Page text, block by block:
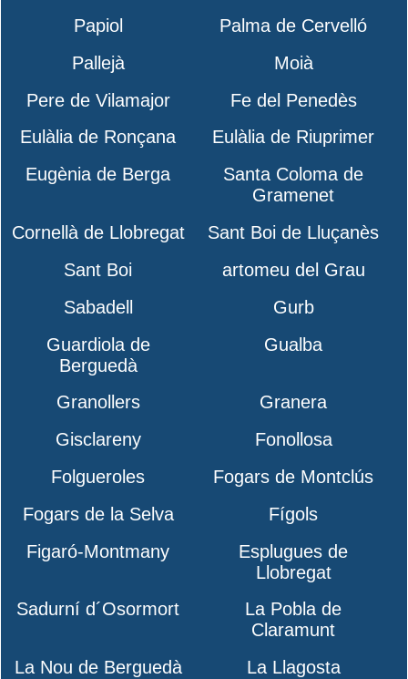
Papiol
Palma de Cervelló
Pallejà
Moià
Pere de Vilamajor
Fe del Penedès
Eulàlia de Ronçana
Eulàlia de Riuprimer
Eugènia de Berga
Santa Coloma de
Gramenet
Cornellà de Llobregat
Sant Boi de Lluçanès
Sant Boi
artomeu del Grau
Sabadell
Gurb
Guardiola de
Berguedà
Gualba
Granollers
Granera
Gisclareny
Fonollosa
Folgueroles
Fogars de Montclús
Fogars de la Selva
Fígols
Figaró-Montmany
Esplugues de
Llobregat
Sadurní d´Osormort
La Pobla de
Claramunt
La Nou de Berguedà
La Llagosta